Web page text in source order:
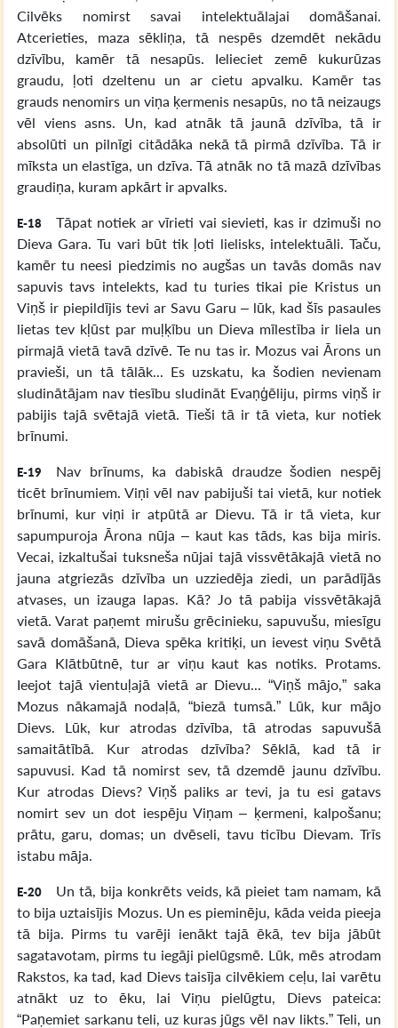
Cilvēks nomirst savai intelektuālajai domāšanai.
Atcerieties, maza sēkliņa, tā nespēs dzemdēt nekādu
dzīvību, kamēr tā nesapūs. Ielieciet zemē kukurūzas
graudu, ļoti dzeltenu un ar cietu apvalku. Kamēr tas
grauds nenomirs un viņa ķermenis nesapūs, no tā neizaugs
vēl viens asns. Un, kad atnāk tā jaunā dzīvība, tā ir
absolūti un pilnīgi citādāka nekā tā pirmā dzīvība. Tā ir
mīksta un elastīga, un dzīva. Tā atnāk no tā mazā dzīvības
graudiņa, kuram apkārt ir apvalks.
E-18
Tāpat notiek ar vīrieti vai sievieti, kas ir dzimuši no
Dieva Gara. Tu vari būt tik ļoti lielisks, intelektuāli. Taču,
kamēr tu neesi piedzimis no augšas un tavās domās nav
sapuvis tavs intelekts, kad tu turies tikai pie Kristus un
Viņš ir piepildījis tevi ar Savu Garu – lūk, kad šīs pasaules
lietas tev kļūst par muļķību un Dieva mīlestība ir liela un
pirmajā vietā tavā dzīvē. Te nu tas ir. Mozus vai Ārons un
pravieši, un tā tālāk... Es uzskatu, ka šodien nevienam
sludinātājam nav tiesību sludināt Evaņģēliju, pirms viņš ir
pabijis tajā svētajā vietā. Tieši tā ir tā vieta, kur notiek
brīnumi.
E-19
Nav brīnums, ka dabiskā draudze šodien nespēj
ticēt brīnumiem. Viņi vēl nav pabijuši tai vietā, kur notiek
brīnumi, kur viņi ir atpūtā ar Dievu. Tā ir tā vieta, kur
sapumpuroja Ārona nūja – kaut kas tāds, kas bija miris.
Vecai, izkaltušai tuksneša nūjai tajā vissvētākajā vietā no
jauna atgriezās dzīvība un uzziedēja ziedi, un parādījās
atvases, un izauga lapas. Kā? Jo tā pabija vissvētākajā
vietā. Varat paņemt mirušu grēcinieku, sapuvušu, miesīgu
savā domāšanā, Dieva spēka kritiķi, un ievest viņu Svētā
Gara Klātbūtnē, tur ar viņu kaut kas notiks. Protams.
Ieejot tajā vientuļajā vietā ar Dievu... “Viņš mājo,” saka
Mozus nākamajā nodaļā, “biezā tumsā.” Lūk, kur mājo
Dievs. Lūk, kur atrodas dzīvība, tā atrodas sapuvušā
samaitātībā. Kur atrodas dzīvība? Sēklā, kad tā ir
sapuvusi. Kad tā nomirst sev, tā dzemdē jaunu dzīvību.
Kur atrodas Dievs? Viņš paliks ar tevi, ja tu esi gatavs
nomirt sev un dot iespēju Viņam – ķermeni, kalpošanu;
prātu, garu, domas; un dvēseli, tavu ticību Dievam. Trīs
istabu māja.
E-20
Un tā, bija konkrēts veids, kā pieiet tam namam, kā
to bija uztaisījis Mozus. Un es pieminēju, kāda veida pieeja
tā bija. Pirms tu varēji ienākt tajā ēkā, tev bija jābūt
sagatavotam, pirms tu iegāji pielūgsmē. Lūk, mēs atrodam
Rakstos, ka tad, kad Dievs taisīja cilvēkiem ceļu, lai varētu
atnākt uz to ēku, lai Viņu pielūgtu, Dievs pateica:
“Paņemiet sarkanu teli, uz kuras jūgs vēl nav likts.” Teli, un